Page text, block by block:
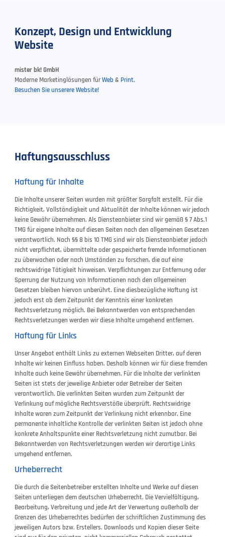
Konzept, Design und Entwicklung
Website
mister bk! GmbH
Moderne Marketinglösungen fürWeb & Print.
Besuchen Sie unserere Website!
Haftungsausschluss
Haftung für Inhalte
Die Inhalte unserer Seiten wurden mit größter Sorgfalt erstellt. Für die
Richtigkeit, Vollständigkeit und Aktualität der Inhalte können wir jedoch
keine Gewähr übernehmen. Als Diensteanbieter sind wir gemäß § 7 Abs.1
TMG für eigene Inhalte auf diesen Seiten nach den allgemeinen Gesetzen
verantwortlich. Nach §§ 8 bis 10 TMG sind wir als Diensteanbieter jedoch
nicht verpflichtet, übermittelte oder gespeicherte fremde Informationen
zu überwachen oder nach Umständen zu forschen, die auf eine
rechtswidrige Tätigkeit hinweisen. Verpflichtungen zur Entfernung oder
Sperrung der Nutzung von Informationen nach den allgemeinen
Gesetzen bleiben hiervon unberührt. Eine diesbezügliche Haftung ist
jedoch erst ab dem Zeitpunkt der Kenntnis einer konkreten
Rechtsverletzung möglich. Bei Bekanntwerden von entsprechenden
Rechtsverletzungen werden wir diese Inhalte umgehend entfernen.
Haftung für Links
Unser Angebot enthält Links zu externen Webseiten Dritter, auf deren
Inhalte wir keinen Einfluss haben. Deshalb können wir für diese fremden
Inhalte auch keine Gewähr übernehmen. Für die Inhalte der verlinkten
Seiten ist stets der jeweilige Anbieter oder Betreiber der Seiten
verantwortlich. Die verlinkten Seiten wurden zum Zeitpunkt der
Verlinkung auf mögliche Rechtsverstöße überprüft. Rechtswidrige
Inhalte waren zum Zeitpunkt der Verlinkung nicht erkennbar. Eine
permanente inhaltliche Kontrolle der verlinkten Seiten ist jedoch ohne
konkrete Anhaltspunkte einer Rechtsverletzung nicht zumutbar. Bei
Bekanntwerden von Rechtsverletzungen werden wir derartige Links
umgehend entfernen.
Urheberrecht
Die durch die Seitenbetreiber erstellten Inhalte und Werke auf diesen
Seiten unterliegen dem deutschen Urheberrecht. Die Vervielfältigung,
Bearbeitung, Verbreitung und jede Art der Verwertung außerhalb der
Grenzen des Urheberrechtes bedürfen der schriftlichen Zustimmung des
jeweiligen Autors bzw. Erstellers. Downloads und Kopien dieser Seite